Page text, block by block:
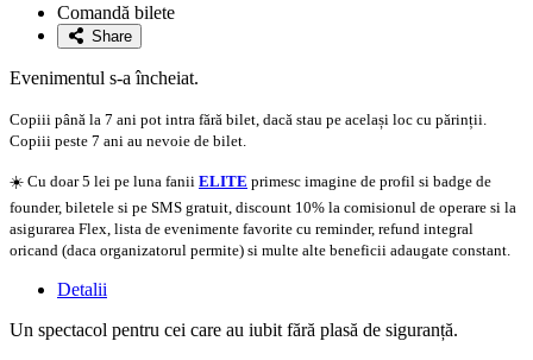
favoriteComandă bilete
Share
Evenimentul s-a încheiat.
Copiii până la 7 ani pot intra fără bilet, dacă stau pe același loc cu părinții.
Copiii peste 7 ani au nevoie de bilet.
☀️ Cu doar 5 lei pe luna fanii ELITE primesc imagine de profil si badge de
founder, biletele si pe SMS gratuit, discount 10% la comisionul de operare si la
asigurarea Flex, lista de evenimente favorite cu reminder, refund integral
oricand (daca organizatorul permite) si multe alte beneficii adaugate constant.
Detalii
Un spectacol pentru cei care au iubit fără plasă de siguranță.